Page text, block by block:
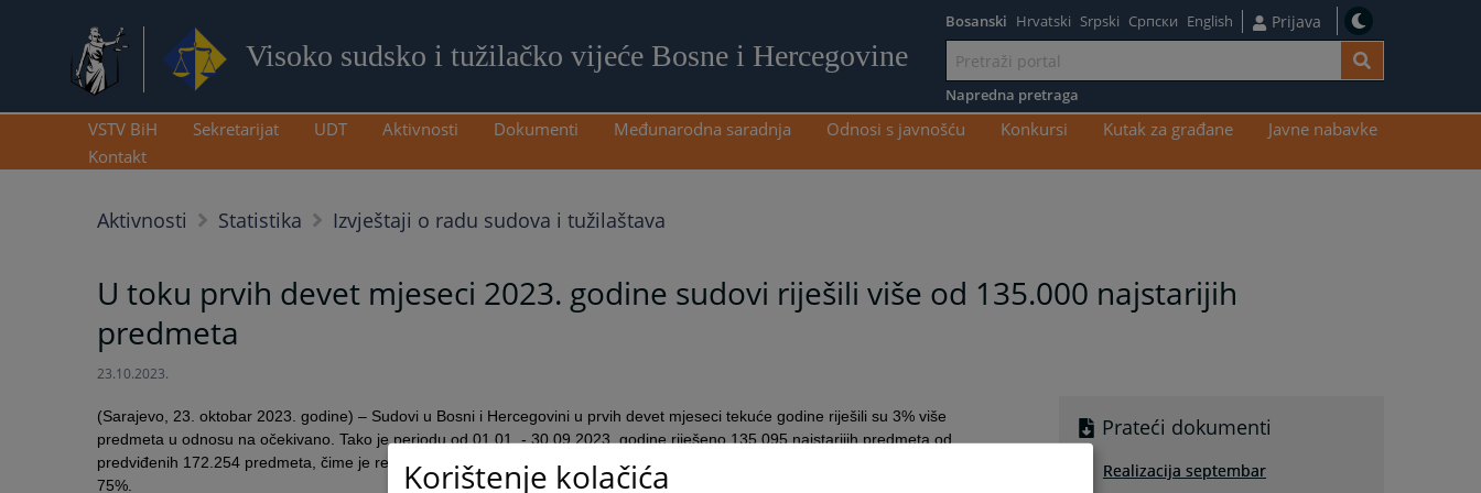
Visoko sudsko i tužilačko vijeće Bosne i Hercegovine
sadržaj
Bosanski Hrvatski Srpski Српски English Prijava
Napredna pretraga
VSTV BiH Sekretarijat UDT Aktivnosti Dokumenti Međunarodna saradnja Odnosi s javnošću Konkursi Kutak za građane
Javne nabavke
Kontakt
Aktivnosti Statistika Izvještaji o radu sudova i tužilaštava
U toku prvih devet mjeseci 2023. godine sudovi riješili više od 135.000 najstarijih
predmeta
23.10.2023.
(Sarajevo, 23. oktobar 2023. godine) – Sudovi u Bosni i Hercegovini u prvih devet mjeseci tekuće godine riješili su 3% više
predmeta u odnosu na očekivano. Tako je periodu od 01.01. - 30.09.2023. godine riješeno 135.095 najstarijih predmeta od
predviđenih 172.254 predmeta, čime je realizirano 78% planova rješavanja predmeta za 2023. godinu, u odnosu na očekivanih
75%.
Prateći dokumenti
Realizacija septembar
Korištenje kolačića